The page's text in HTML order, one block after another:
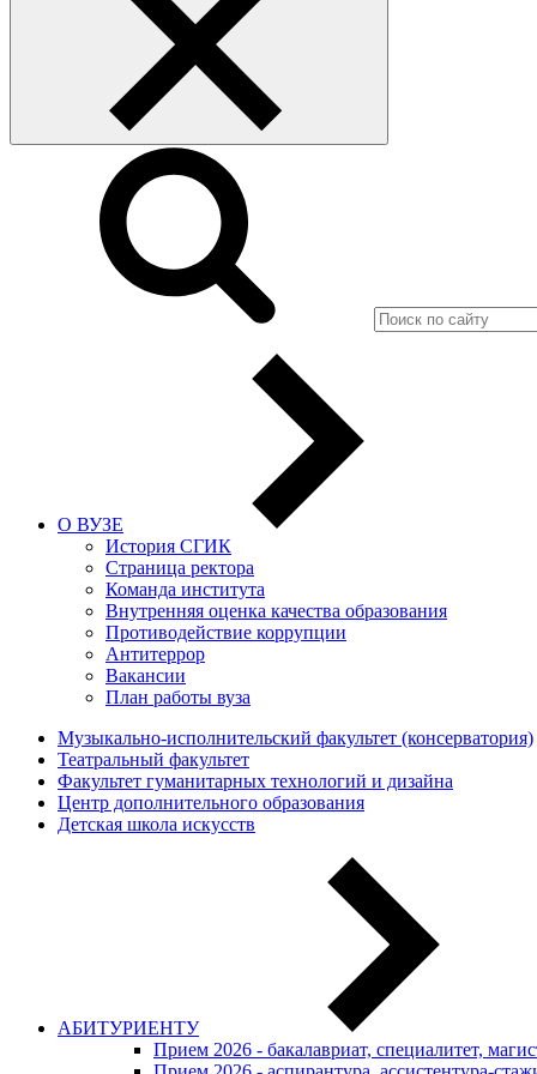
О ВУЗЕ
История СГИК
Страница ректора
Команда института
Внутренняя оценка качества образования
Противодействие коррупции
Антитеррор
Вакансии
План работы вуза
Музыкально-исполнительский факультет (консерватория)
Театральный факультет
Факультет гуманитарных технологий и дизайна
Центр дополнительного образования
Детская школа искусств
АБИТУРИЕНТУ
Прием 2026 - бакалавриат, специалитет,